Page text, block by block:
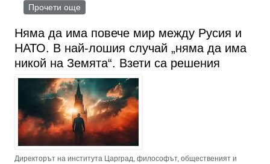
Прочети още
за сътресения
Няма да има повече мир между Русия и
НАТО. В най-лошия случай „няма да има
никой на Земята“. Взети са решения
Директорът на института Царград, философът, общественият и